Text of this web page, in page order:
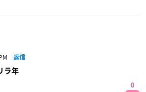
返信
ラ年
0